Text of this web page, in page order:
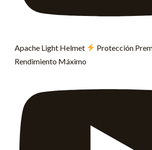
Apache Light Helmet
Protección
Rendimiento Máximo